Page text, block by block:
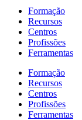
Formação
Recursos
Centros
Profissões
Ferramentas
Formação
Recursos
Centros
Profissões
Ferramentas